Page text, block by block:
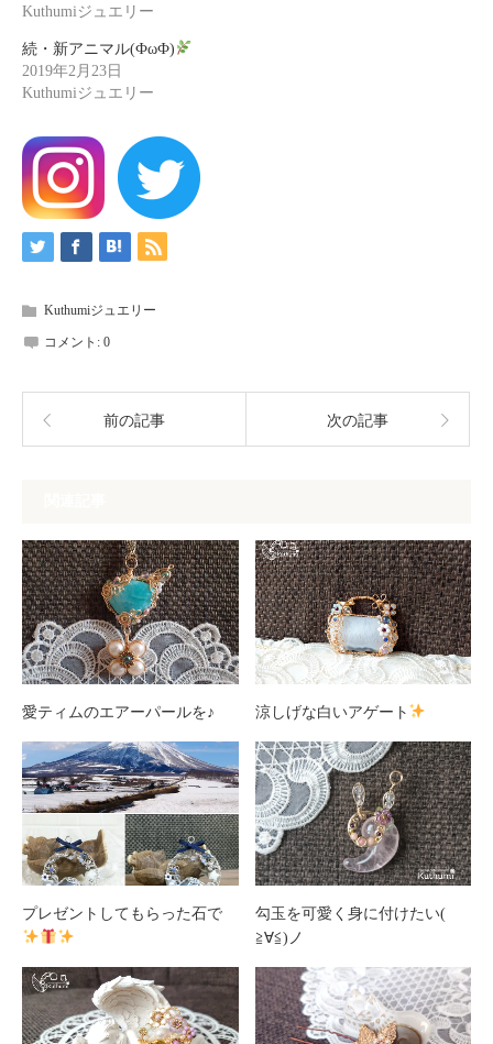
Kuthumiジュエリー
続・新アニマル(ФωФ)
2019年2月23日
Kuthumiジュエリー
Kuthumiジュエリー
コメント: 0
前の記事 次の記事
愛ティムのエアーパールを♪ 涼しげな白いアゲート
プレゼントしてもらった石で
勾玉を可愛く身に付けたい(
≧∀≦)ノ